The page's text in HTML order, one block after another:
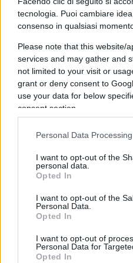
tecnologia. Puoi cambiare
consenso in qualsiasi
Please note that this website/
services and may gather and
not limited to your visit or
grant or deny consent to
use your data for below
consent section.
Personal Data
I want to opt-out of the
personal data.
Opted In
I want to opt-out of the
Personal Data.
Opted In
I want to opt-out of
Personal Data for
Opted In
rappresentanza si
bonsai che ingolfano il
con la distorsione di
determinativo alle sigle
maggioritario, invece,
metabolizzare
la competizione in una
proporzionale
della mediazione
l’indirizzo politico degli
espressione. Il